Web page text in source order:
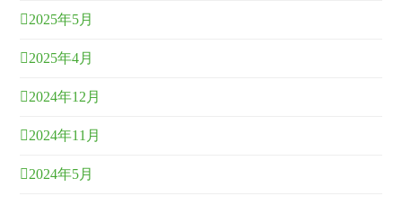
2025年5月
2025年4月
2024年12月
2024年11月
2024年5月